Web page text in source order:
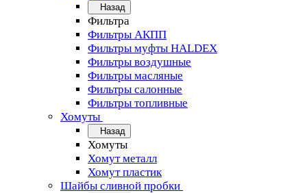
Назад
Фильтра
Фильтры АКПП
Фильтры муфты HALDEX
Фильтры воздушные
Фильтры масляные
Фильтры салонные
Фильтры топливные
Хомуты
Назад
Хомуты
Хомут металл
Хомут пластик
Шайбы сливной пробки